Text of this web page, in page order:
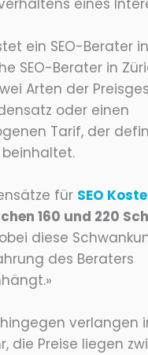
ein SEO-Berater
SEO-Berater in
Arten der
oder einen
Tarif, der
für SEO
160 und 220
diese
des Beraters
verlangen
die Preise liegen